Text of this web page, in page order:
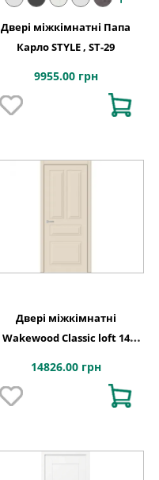
Двері міжкімнатні Папа
Карло STYLE , ST-29
9955.00 грн
Двері міжкімнатні
Wakewood Classic loft 14
14826.00 грн